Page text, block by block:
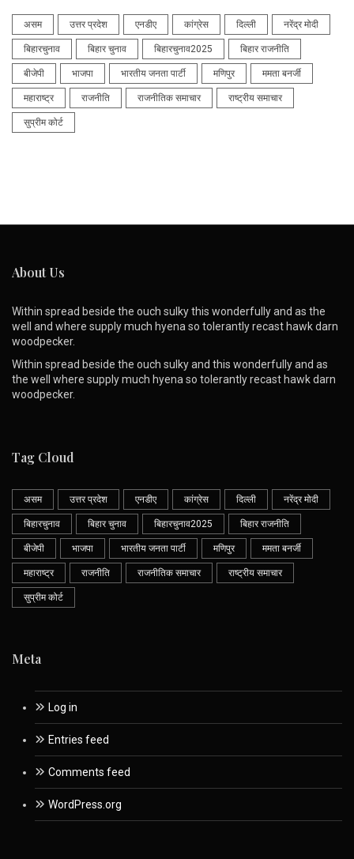
असम उत्तर प्रदेश एनडीए कांग्रेस दिल्ली नरेंद्र मोदी
बिहारचुनाव बिहार चुनाव बिहारचुनाव2025 बिहार राजनीति
बीजेपी भाजपा भारतीय जनता पार्टी मणिपुर ममता बनर्जी
महाराष्ट्र राजनीति राजनीतिक समाचार राष्ट्रीय समाचार
सुप्रीम कोर्ट
About Us
Within spread beside the ouch sulky this wonderfully and as the
well and where supply much hyena so tolerantly recast hawk darn
woodpecker.
Within spread beside the ouch sulky and this wonderfully and as
the well where supply much hyena so tolerantly recast hawk darn
woodpecker.
Tag Cloud
असम उत्तर प्रदेश एनडीए कांग्रेस दिल्ली नरेंद्र मोदी
बिहारचुनाव बिहार चुनाव बिहारचुनाव2025 बिहार राजनीति
बीजेपी भाजपा भारतीय जनता पार्टी मणिपुर ममता बनर्जी
महाराष्ट्र राजनीति राजनीतिक समाचार राष्ट्रीय समाचार
सुप्रीम कोर्ट
Meta
Log in
Entries feed
Comments feed
WordPress.org